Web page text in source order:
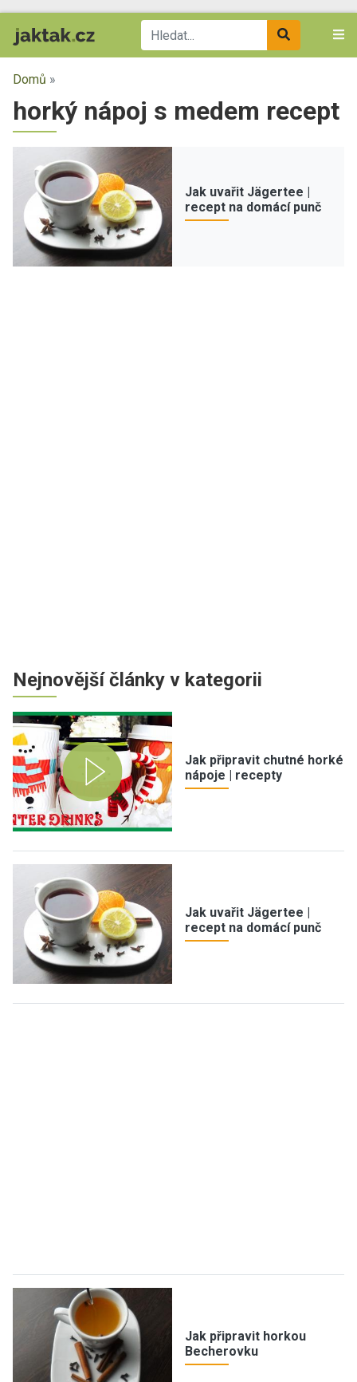
Domů »
horký nápoj s medem recept
Jak uvařit Jägertee |
recept na domácí punč
Nejnovější články v kategorii
Jak připravit chutné horké
nápoje | recepty
Jak uvařit Jägertee |
recept na domácí punč
Jak připravit horkou
Becherovku